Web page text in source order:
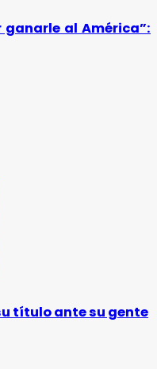
al América”:
título ante su gente